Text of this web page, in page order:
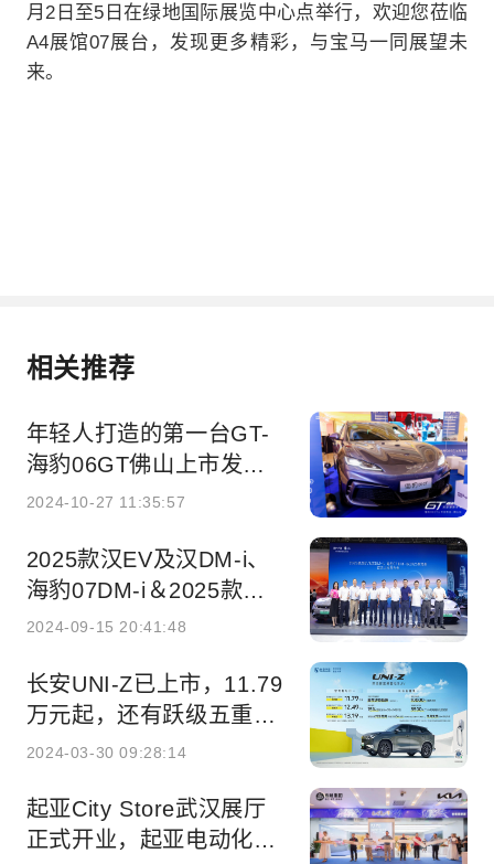
月2日至5日在绿地国际展览中心点举行，欢迎您莅临
A4展馆07展台，发现更多精彩，与宝马一同展望未
来。
相关推荐
年轻人打造的第一台GT-
海豹06GT佛山上市发布
会圆满落幕
2024-10-27 11:35:57
2025款汉EV及汉DM-i、
海豹07DM-i＆2025款海
豹武汉上市发布会精彩落
2024-09-15 20:41:48
长安UNI-Z已上市，11.79
万元起，还有跃级五重
礼！
2024-03-30 09:28:14
起亚City Store武汉展厅
正式开业，起亚电动化转